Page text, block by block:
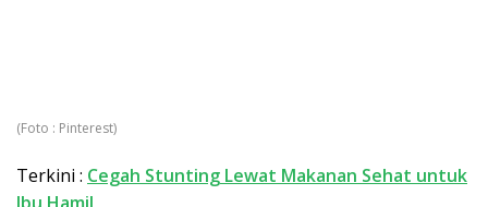
(Foto : Pinterest)
Terkini : Cegah Stunting Lewat Makanan Sehat untuk